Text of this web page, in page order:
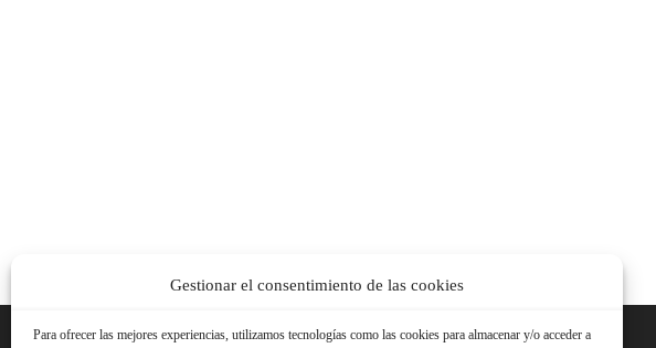
Gestionar el consentimiento de las cookies
Para ofrecer las mejores experiencias, utilizamos tecnologías como las cookies para almacenar y/o acceder a